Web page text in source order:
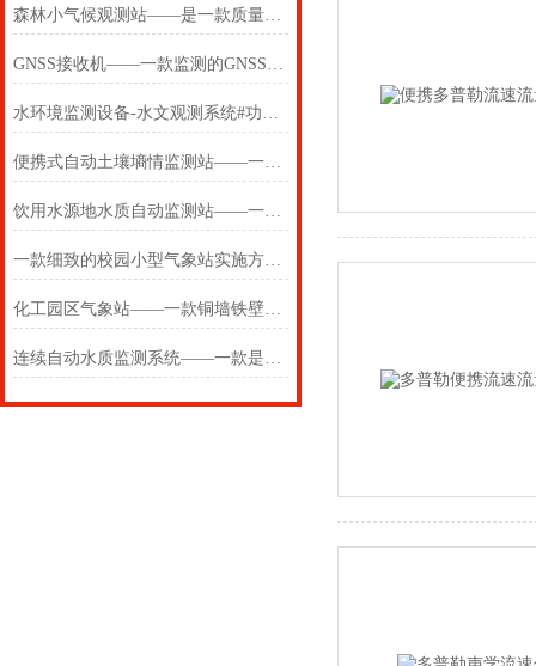
森林小气候观测站——是一款质量信得过的森林小气候观测系统
GNSS接收机——一款监测的GNSS一体机2025(万象推送)
水环境监测设备-水文观测系统#功能*！
便携式自动土壤墒情监测站——一款匠心制造的在线土壤墒情监测系统
饮用水源地水质自动监测站——一款质量在线的地表水水质自动监测系统
一款细致的校园小型气象站实施方案要包括一体化校园气象观测站的安装
化工园区气象站——一款铜墙铁壁的防爆监测设备2024(万象推送)
连续自动水质监测系统——一款是个大杀器的水产养殖水质监测仪器